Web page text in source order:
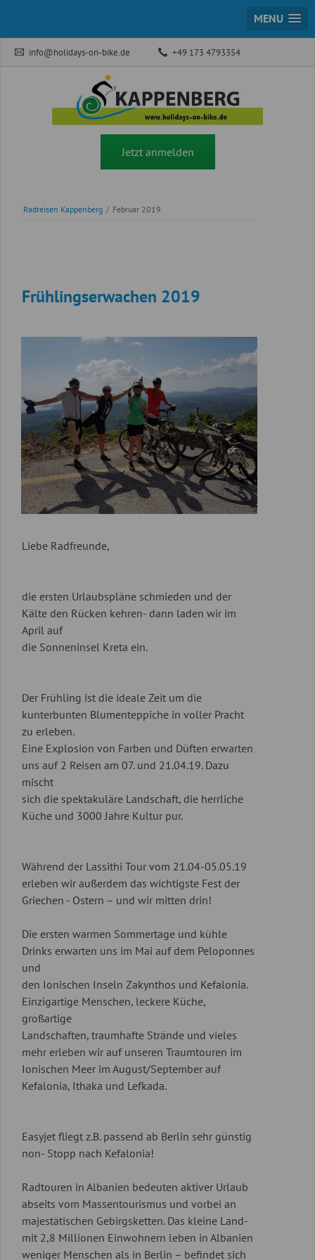
MENU
info@holidays-on-bike.de +49 173 4793354
Jetzt anmelden
Radreisen Kappenberg / Februar 2019
Frühlingserwachen 2019
Liebe Radfreunde,
die ersten Urlaubspläne schmieden und der
Kälte den Rücken kehren- dann laden wir im
April auf
die Sonneninsel Kreta ein.
Der Frühling ist die ideale Zeit um die
kunterbunten Blumenteppiche in voller Pracht
zu erleben.
Eine Explosion von Farben und Düften erwarten
uns auf 2 Reisen am 07. und 21.04.19. Dazu
mischt
sich die spektakuläre Landschaft, die herrliche
Küche und 3000 Jahre Kultur pur.
Während der Lassithi Tour vom 21.04-05.05.19
erleben wir außerdem das wichtigste Fest der
Griechen - Ostern – und wir mitten drin!
Die ersten warmen Sommertage und kühle
Drinks erwarten uns im Mai auf dem Peloponnes
und
den Ionischen Inseln Zakynthos und Kefalonia.
Einzigartige Menschen, leckere Küche,
großartige
Landschaften, traumhafte Strände und vieles
mehr erleben wir auf unseren Traumtouren im
Ionischen Meer im August/September auf
Kefalonia, Ithaka und Lefkada.
Easyjet fliegt z.B. passend ab Berlin sehr günstig
non- Stopp nach Kefalonia!
Radtouren in Albanien bedeuten aktiver Urlaub
abseits vom Massentourismus und vorbei an
majestätischen Gebirgsketten. Das kleine Land-
mit 2,8 Millionen Einwohnern leben in Albanien
weniger Menschen als in Berlin – befindet sich